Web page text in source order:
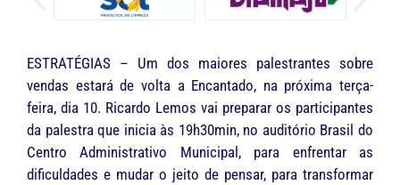
ESTRATÉGIAS – Um dos maiores palestrantes sobre
vendas estará de volta a Encantado, na próxima terça-
feira, dia 10. Ricardo Lemos vai preparar os participantes
da palestra que inicia às 19h30min, no auditório Brasil do
Centro Administrativo Municipal, para enfrentar as
dificuldades e mudar o jeito de pensar, para transformar